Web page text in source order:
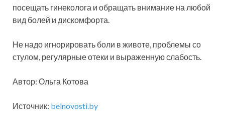
посещать гинеколога и обращать внимание на любой
вид болей и дискомфорта.
Не надо игнорировать боли в животе, проблемы со
стулом, регулярные отеки и выраженную слабость.
Автор: Ольга Котова
Источник: belnovosti.by